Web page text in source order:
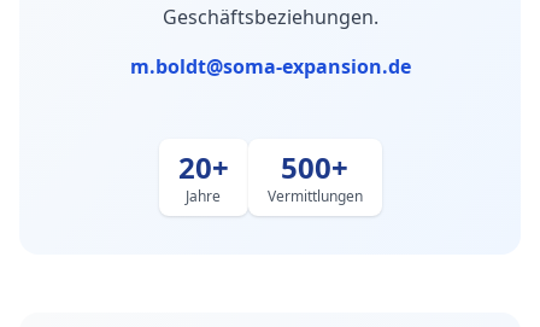
Geschäftsbeziehungen.
m.boldt@soma-expansion.de
20+
Jahre
500+
Vermittlungen